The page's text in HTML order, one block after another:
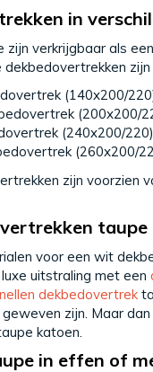
in
zijn verkrijgbaar als
(140x200/
(200x200/
(240x200/220)
(260x200/
zijn voorzien
taupe
voor een wit
uitstraling met een
dekbedovertrek
zijn. Maar
katoen.
in effen of